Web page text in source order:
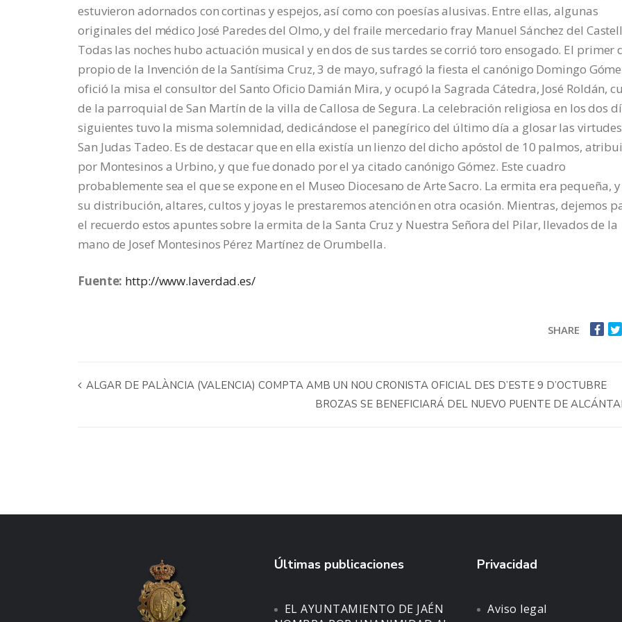
estuvieron adornados con cortinas y espejos, así como con poesías alusivas. Entre ellas, algunas
originales del médico José Paredes del Olmo, y del fraile mercedario fray Manuel Sánchez del
Todas las noches hubo actuación musical y en dos de sus tardes se corrió toro ensogado. El primer
propio de la Invención de la Santísima Cruz, 3 de mayo, sufragó la fiesta el canónigo Domingo
ofició la misa el consultor del Santo Oficio Damián Mira, y ocupó la Sagrada Cátedra, José Roldán,
de la parroquial de San Martín de la villa de Callosa de Segura. La celebración religiosa en los dos
siguientes tuvo la misma solemnidad, dedicándose el panegírico del último día a glosar las
San Judas Tadeo. Es de destacar que en ella existía un lienzo del dicho apóstol de 10 palmos,
por Montesinos a Urbino, y que fue donado por el ya citado canónigo Gómez. Este cuadro
probablemente sea el que se expone en el Museo Diocesano de Arte Sacro. La ermita era pequeña, y
su distribución, altares, cultos y joyas le prestaremos atención en otra ocasión. Mientras, dejemos
el recuerdo estos apuntes sobre la ermita de la Santa Cruz y Nuestra Señora del Pilar, llevados de la
mano de Josef Montesinos Pérez Martínez de Orumbella.
Fuente: http://www.laverdad.es/
SHARE
ALGAR DE PALÀNCIA (VALENCIA) COMPTA AMB UN NOU CRONISTA OFICIAL DES D’ESTE 9 D’OCTUBRE
BROZAS SE BENEFICIARÁ DEL NUEVO PUENTE DE
Últimas publicaciones
EL AYUNTAMIENTO DE JAÉN
Privacidad
Aviso legal